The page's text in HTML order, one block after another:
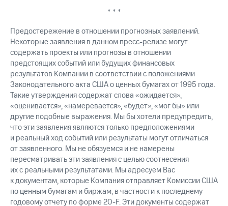
* * *
Предостережение в отношении прогнозных заявлений.
Некоторые заявления в данном пресс-релизе могут
содержать проекты или прогнозы в отношении
предстоящих событий или будущих финансовых
результатов Компании в соответствии с положениями
Законодательного акта США о ценных бумагах от 1995 года.
Такие утверждения содержат слова «ожидается»,
«оценивается», «намеревается», «будет», «мог бы» или
другие подобные выражения. Мы бы хотели предупредить,
что эти заявления являются только предположениями
и реальный ход событий или результаты могут отличаться
от заявленного. Мы не обязуемся и не намерены
пересматривать эти заявления с целью соотнесения
их с реальными результатами. Мы адресуем Вас
к документам, которые Компания отправляет Комиссии США
по ценным бумагам и биржам, в частности к последнему
годовому отчету по форме 20-F. Эти документы содержат